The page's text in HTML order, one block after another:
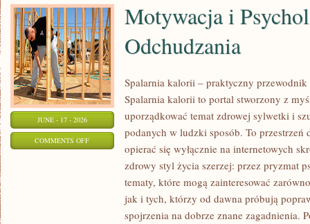
JUNE - 17 - 2026
COMMENTS OFFON
MOTYWACJA
Motywacja i
Odchudzania
Spalarnia kalorii – praktyczny
Spalarnia kalorii to portal stworzony z
uporządkować temat zdrowej sylwetki i
podanych w ludzki sposób. To
opierać się wyłącznie na internetowych
zdrowy styl życia szerzej: przez pryzmat
tematy, które mogą zainteresować
jak i tych, którzy od dawna próbują
spojrzenia na dobrze znane zagadnienia.